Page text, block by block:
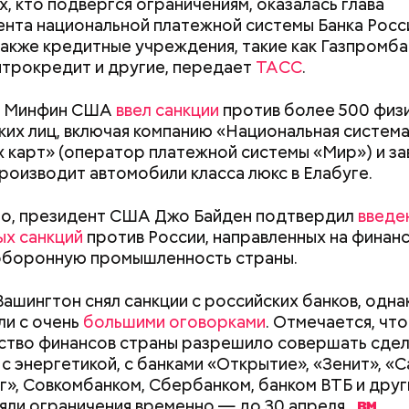
национальной платежной системы Банка
кредитные учреждения, такие как
и другие, передает ТАСС.
Минфин США ввел санкции против более 500
лиц, включая компанию «Национальная система
карт» (оператор платежной системы «Мир») и
автомобили класса люкс в Елабуге.
президент США Джо Байден подтвердил
санкций против России, направленных на
промышленность страны.
снял санкции с российских банков,
с очень большими оговорками. Отмечается, что
финансов страны разрешило совершать
энергетикой, с банками «Открытие», «Зенит»,
Совкомбанком, Сбербанком, банком ВТБ и
что атака целой акульей стаи на
или океане вполне реальна. Следовательно,
возможное, чтобы не оказаться за бортом.
из пяти человек такое путешествие
белорусских рублей (около 10311 рублей
), — уточнил он.